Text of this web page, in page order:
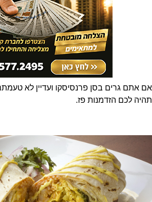
אם אתם גרים בסן פרנסיסקו ועדיין לא
תהיה לכם הזדמנות פז.